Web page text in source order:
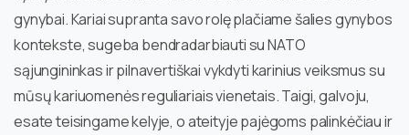
gynybai. Kariai supranta savo rolę plačiame šalies gynybos
kontekste, sugeba bendradarbiauti su NATO
sąjungininkas ir pilnavertiškai vykdyti karinius veiksmus su
mūsų kariuomenės reguliariais vienetais. Taigi, galvoju,
esate teisingame kelyje, o ateityje pajėgoms palinkėčiau ir